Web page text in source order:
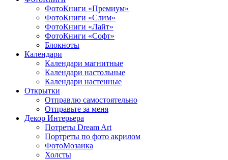
ФотоКниги «Премиум»
ФотоКниги «Слим»
ФотоКниги «Лайт»
ФотоКниги «Софт»
Блокноты
Календари
Календари магнитные
Календари настольные
Календари настенные
Открытки
Отправлю самостоятельно
Отправьте за меня
Декор Интерьера
Потреты Dream Art
Портреты по фото акрилом
ФотоМозаика
Холсты